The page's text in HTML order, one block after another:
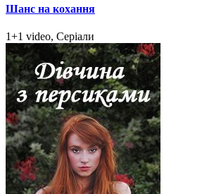
Шанс на кохання
1+1 video, Серіали